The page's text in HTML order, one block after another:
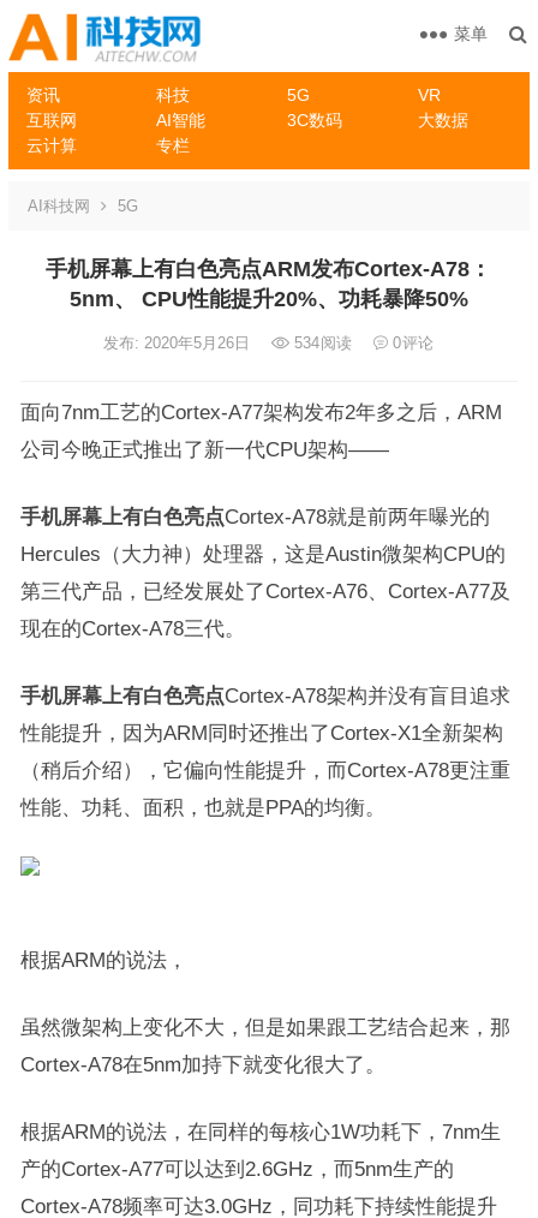
资讯 科技 5G
VR
互联网
AI智能 3C数码
大数据
云计算
专栏
菜单
AI科技网 5G
手机屏幕上有白色亮点ARM发布Cortex-A78：
5nm、 CPU性能提升20%、功耗暴降50%
发布: 2020年5月26日 534阅读 0评论
面向7nm工艺的Cortex-A77架构发布2年多之后，ARM
公司今晚正式推出了新一代CPU架构——
手机屏幕上有白色亮点Cortex-A78就是前两年曝光的
Hercules（大力神）处理器，这是Austin微架构CPU的
第三代产品，已经发展处了Cortex-A76、Cortex-A77及
现在的Cortex-A78三代。
手机屏幕上有白色亮点Cortex-A78架构并没有盲目追求
性能提升，因为ARM同时还推出了Cortex-X1全新架构
（稍后介绍），它偏向性能提升，而Cortex-A78更注重
性能、功耗、面积，也就是PPA的均衡。
根据ARM的说法，
虽然微架构上变化不大，但是如果跟工艺结合起来，那
Cortex-A78在5nm加持下就变化很大了。
根据ARM的说法，在同样的每核心1W功耗下，7nm生
产的Cortex-A77可以达到2.6GHz，而5nm生产的
Cortex-A78频率可达3.0GHz，同功耗下持续性能提升